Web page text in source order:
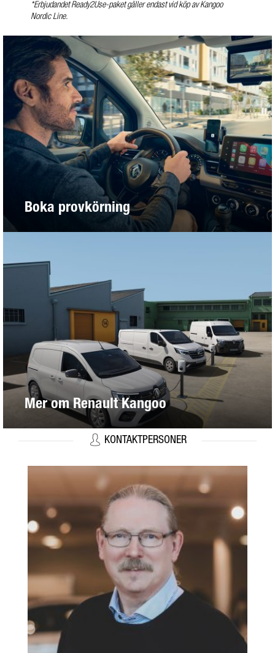
*Erbjudandet Ready2Use-paket gäller endast vid köp av Kangoo
Nordic Line.
Boka provkörning
Mer om Renault Kangoo
KONTAKTPERSONER